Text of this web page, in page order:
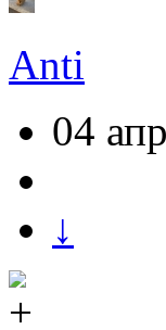
Anti
04
↓